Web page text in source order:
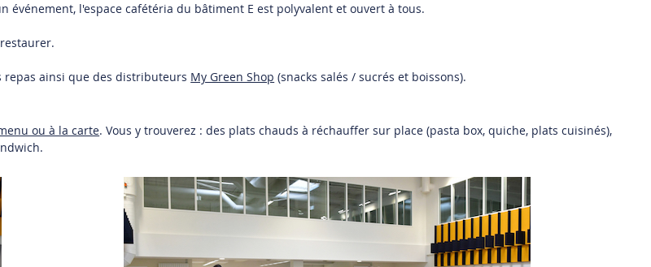
l'espace cafétéria du bâtiment E est polyvalent et ouvert à tous.
repas ainsi que des distributeurs My Green Shop (snacks salés / sucrés et boissons).
ou à la carte. Vous y trouverez : des plats chauds à réchauffer sur place (pasta box, quiche, plats cuisinés),